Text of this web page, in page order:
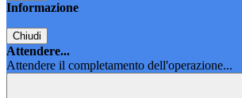
Informazione
Chiudi
Attendere...
Attendere il completamento dell'operazione...